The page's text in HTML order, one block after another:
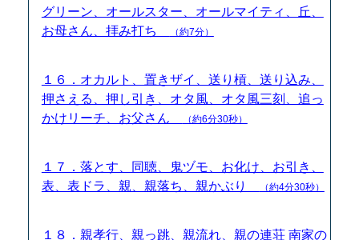
グリーン、オールスター、オールマイティ、丘、
お母さん、拝み打ち
（約7分）
１６．オカルト、置きザイ、送り槓、送り込み、
押さえる、押し引き、オタ風、オタ風三刻、追っ
かけリーチ、お父さん
（約6分30秒）
１７．落とす、同聴、鬼ヅモ、お化け、お引き、
表、表ドラ、親、親落ち、親かぶり
（約4分30秒）
１８．親孝行、親っ跳、親流れ、親の連荘 南家の